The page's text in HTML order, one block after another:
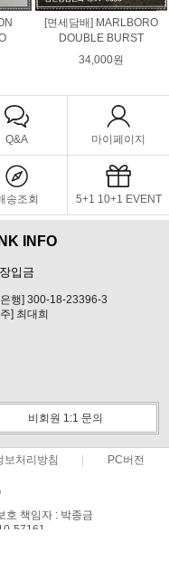
[면세담배] MARLBORO
DOUBLE BURST
34,000원
Q&A 마이페이지
송조회 5+1 10+1 EVENT
INFO
입금
행] 300-18-23396-3
] 최대희
비회원 1:1 문의
보처리방침 PC버전
호 책임자 : 박종금
57161